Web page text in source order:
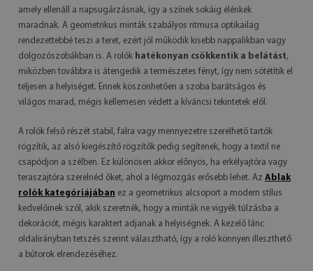
amely ellenáll a napsugárzásnak, így a színek sokáig élénkek
maradnak. A geometrikus minták szabályos ritmusa optikailag
rendezettebbé teszi a teret, ezért jól működik kisebb nappalikban vagy
dolgozószobákban is. A rolók hatékonyan csökkentik a belátást,
miközben továbbra is átengedik a természetes fényt, így nem sötétítik el
teljesen a helyiséget. Ennek köszönhetően a szoba barátságos és
világos marad, mégis kellemesen védett a kíváncsi tekintetek elől.
A rolók felső részét stabil, falra vagy mennyezetre szerelhető tartók
rögzítik, az alsó kiegészítő rögzítők pedig segítenek, hogy a textil ne
csapódjon a szélben. Ez különösen akkor előnyös, ha erkélyajtóra vagy
teraszajtóra szerelnéd őket, ahol a légmozgás erősebb lehet. Az Ablak
rolók kategóriájában ez a geometrikus alcsoport a modern stílus
kedvelőinek szól, akik szeretnék, hogy a minták ne vigyék túlzásba a
dekorációt, mégis karaktert adjanak a helyiségnek. A kezelő lánc
oldalirányban tetszés szerint választható, így a roló könnyen illeszthető
a bútorok elrendezéséhez.